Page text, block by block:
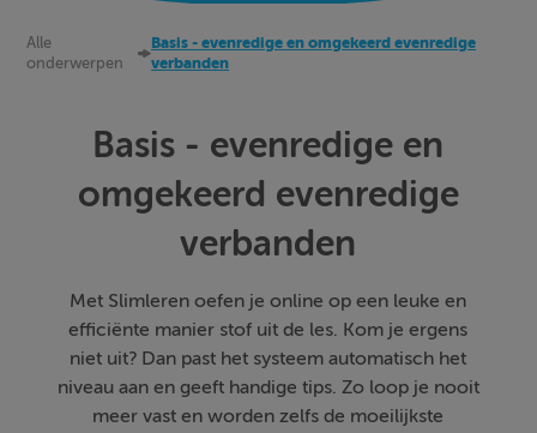
Alle
onderwerpen
Basis - evenredige en omgekeerd evenredige
verbanden
Basis - evenredige en
omgekeerd evenredige
verbanden
Met Slimleren oefen je online op een leuke en
efficiënte manier stof uit de les. Kom je ergens
niet uit? Dan past het systeem automatisch het
niveau aan en geeft handige tips. Zo loop je nooit
meer vast en worden zelfs de moeilijkste